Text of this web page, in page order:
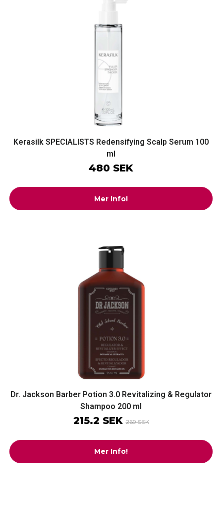
Kerasilk SPECIALISTS Redensifying Scalp Serum 100
ml
480 SEK
Mer Info!
Dr. Jackson Barber Potion 3.0 Revitalizing & Regulator
Shampoo 200 ml
215.2 SEK269 SEK
Mer Info!